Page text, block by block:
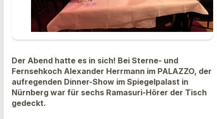
Der Abend hatte es in sich! Bei Sterne- und
Fernsehkoch Alexander Herrmann im PALAZZO, der
aufregenden Dinner-Show im Spiegelpalast in
Nürnberg war für sechs Ramasuri-Hörer der Tisch
gedeckt.